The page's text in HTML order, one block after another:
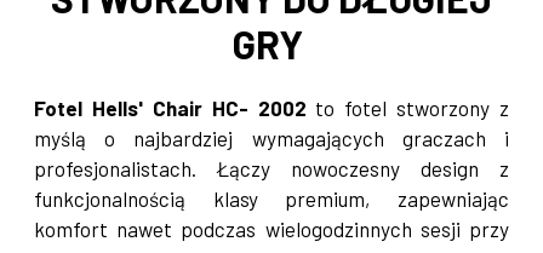
GRY
Fotel Hells' Chair HC- 2002 to fotel stworzony z
myślą o najbardziej wymagających graczach i
profesjonalistach. Łączy nowoczesny design z
funkcjonalnością klasy premium, zapewniając
komfort nawet podczas wielogodzinnych sesji przy